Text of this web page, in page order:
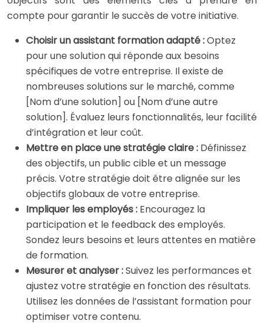
compte pour garantir le succès de votre initiative.
Choisir un assistant formation adapté :Optez
pour une solution qui réponde aux besoins
spécifiques de votre entreprise. Il existe de
nombreuses solutions sur le marché, comme
[Nom d’une solution] ou [Nom d’une autre
solution]. Évaluez leurs fonctionnalités, leur facilité
d’intégration et leur coût.
Mettre en place une stratégie claire : Définissez
des objectifs, un public cible et un message
précis. Votre stratégie doit être alignée sur les
objectifs globaux de votre entreprise.
Impliquer les employés : Encouragez la
participation et le feedback des employés.
Sondez leurs besoins et leurs attentes en matière
de formation.
Mesurer et analyser :Suivez les performances et
ajustez votre stratégie en fonction des résultats.
Utilisez les données de l’assistant formation pour
optimiser votre contenu.